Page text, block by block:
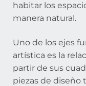
habitar los
manera natural.
Uno de los ejes
artística es la
partir de sus
piezas de diseño